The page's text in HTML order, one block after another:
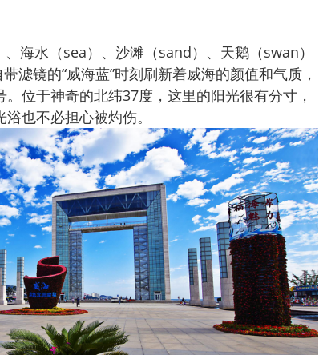
海水（sea）、沙滩（sand）、天鹅（swan）
滤镜的“威海蓝”时刻刷新着威海的颜值和气质，
位于神奇的北纬37度，这里的阳光很有分寸，
也不必担心被灼伤。